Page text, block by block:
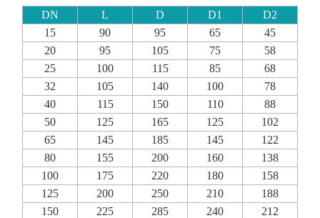
DN L D D1
D2
15
90 95 65
45
20
95 105 75
58
25
100 115 85
68
32
105 140 100
78
40
115 150 110
88
50
125 165 125
102
65
145 185 145
122
80
155 200 160
138
100
175 220 180
158
125
200 250 210
188
150
225 285 240
212